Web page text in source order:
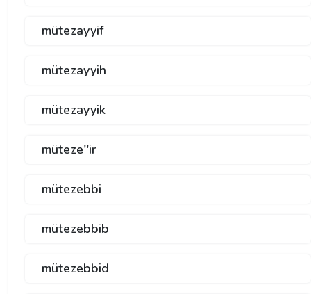
mütezayyif
mütezayyih
mütezayyik
müteze''ir
mütezebbi
mütezebbib
mütezebbid